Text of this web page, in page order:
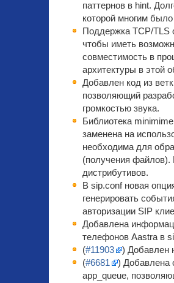
паттернов в hint.
которой многим
Поддержка TCP/TLS
чтобы иметь
совместимость в
архитектуры в этой
Добавлен код из
позволяющий
громкостью звука.
Библиотека
заменена на
необходима для
(получения файлов).
дистрибутивов.
В sip.conf новая
генерировать
авторизации SIP
Добавлена
телефонов Aastra в
(#11903
) Добавлен
(#6681
) Добавлена
app_queue,